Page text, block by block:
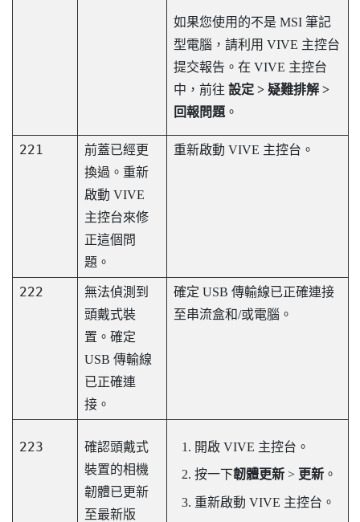
如果您使用的不是 MSI 筆記
型電腦，請利用 VIVE 主控台
提交報告。在 VIVE 主控台
中，前往 設定 > 疑難排解 >
回報問題 。
221
前蓋已經更
換過。重新
啟動 VIVE
主控台來修
正這個問
題。
重新啟動 VIVE 主控台 。
222
無法偵測到
頭戴式裝
置。確定
USB 傳輸線
已正確連
接。
確定 USB 傳輸線已正確連接
至串流盒和/或電腦。
223
確認頭戴式
裝置的相機
韌體已更新
至最新版
開啟 VIVE 主控台 。
按一下韌體更新> 更新。
重新啟動 VIVE 主控台 。